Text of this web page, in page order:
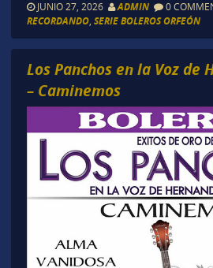
JUNIO 27, 2026 ADMIN 0
RECORDANDO, SERIE BOLEROS ORFEÓN
Los Panchos en la Voz de
– Caminemos